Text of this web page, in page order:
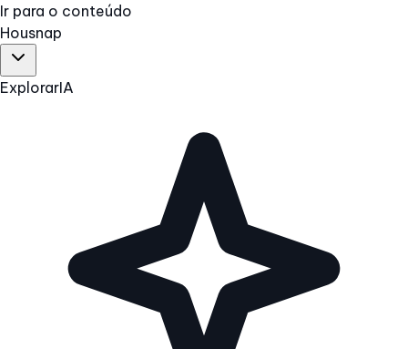
Ir para o conteúdo
Housnap
ExplorarIA